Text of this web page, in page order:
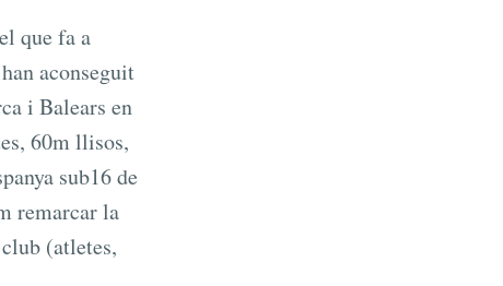
que fa a
aconseguit
i Balears en
60m llisos,
sub16 de
remarcar la
(atletes,